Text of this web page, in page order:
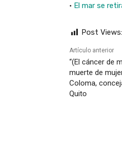
· El mar se
Post Views:
Artículo anterior
“(El cáncer de
muerte de
Coloma,
Quito